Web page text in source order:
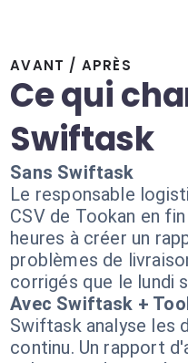
AVANT / APRÈS
Ce qui
Swiftask
Sans Swiftask
Le responsable
CSV de Tookan en
heures à créer un
problèmes de
corrigés que le lundi
Avec Swiftask +
Swiftask analyse les
continu. Un rapport